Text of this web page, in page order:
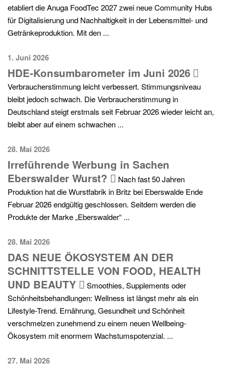
etabliert die Anuga FoodTec 2027 zwei neue Community Hubs
für Digitalisierung und Nachhaltigkeit in der Lebensmittel- und
Getränkeproduktion. Mit den ...
1. Juni 2026
HDE-Konsumbarometer im Juni 2026
Verbraucherstimmung leicht verbessert. Stimmungsniveau
bleibt jedoch schwach. Die Verbraucherstimmung in
Deutschland steigt erstmals seit Februar 2026 wieder leicht an,
bleibt aber auf einem schwachen ...
28. Mai 2026
Irreführende Werbung in Sachen
Eberswalder Wurst?
Nach fast 50 Jahren
Produktion hat die Wurstfabrik in Britz bei Eberswalde Ende
Februar 2026 endgültig geschlossen. Seitdem werden die
Produkte der Marke „Eberswalder“ ...
28. Mai 2026
DAS NEUE ÖKOSYSTEM AN DER
SCHNITTSTELLE VON FOOD, HEALTH
UND BEAUTY
Smoothies, Supplements oder
Schönheitsbehandlungen: Wellness ist längst mehr als ein
Lifestyle-Trend. Ernährung, Gesundheit und Schönheit
verschmelzen zunehmend zu einem neuen Wellbeing-
Ökosystem mit enormem Wachstumspotenzial. ...
27. Mai 2026